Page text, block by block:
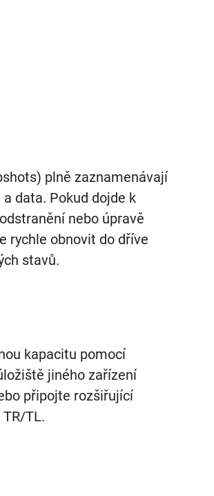
plně zaznamenávají
data. Pokud dojde k
nebo úpravě
rychle obnovit do dříve
stavů.
kapacitu pomocí
jiného zařízení
připojte rozšiřující
TL.